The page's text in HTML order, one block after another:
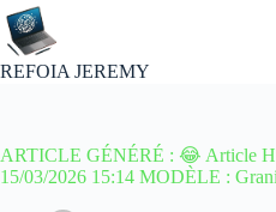
Passer
au
contenu
REFOIA JEREMY
ARTICLE GÉNÉRÉ : 😂 Article
15/03/2026 15:14 MODÈLE :